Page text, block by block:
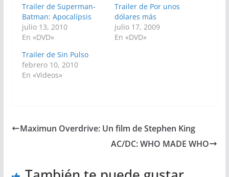
Trailer de Superman-
Batman: Apocalípsis
julio 13, 2010
En «DVD»
Trailer de Por unos
dólares más
julio 17, 2009
En «DVD»
Trailer de Sin Pulso
febrero 10, 2010
En «Videos»
Maximun Overdrive: Un film de Stephen King
AC/DC: WHO MADE WHO